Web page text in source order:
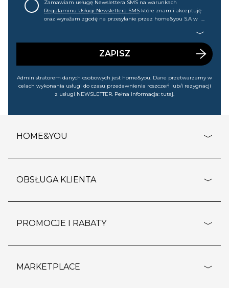
Zamawiam usługę Newslettera SMS na warunkach
Regulaminu Usługi Newslettera SMS które znam i akceptuję
oraz wyrażam zgodę na przesyłanie przez home&you S.A w
wyprzedażach). Wiem, że mogę tę zgodę w każdej chwili
ZAPISZ
Administratorem danych osobowych jest home&you. Dane przetwarzamy w
celach wykonania usługi do czasu przedawnienia roszczeń lub/i rezygnacji
z usługi NEWSLETTER. Pełna informacja: tutaj.
HOME&YOU
o firmie
polityka prywatności
kontakt
OBSŁUGA KLIENTA
dostawy i płatność
wypis z subskrypcji
PROMOCJE I RABATY
outlet
MARKETPLACE